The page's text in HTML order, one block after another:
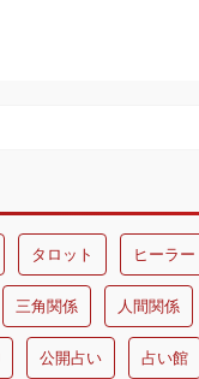
タロット ヒーラー
三角関係 人間関係
公開占い 占い館